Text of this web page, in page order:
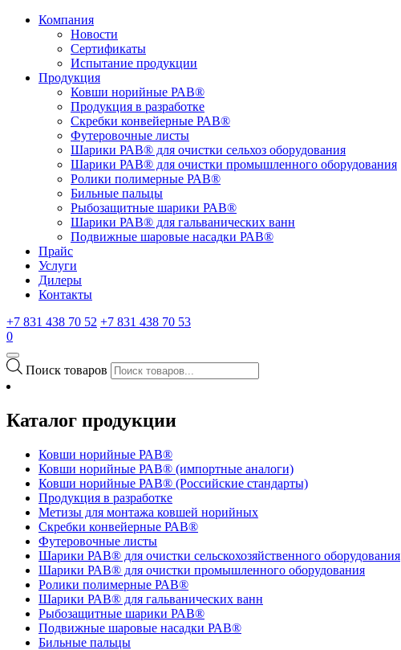
Компания
Новости
Сертификаты
Испытание продукции
Продукция
Ковши норийные РАВ®
Продукция в разработке
Скребки конвейерные РАВ®
Футеровочные листы
Шарики РАВ® для очистки сельхоз оборудования
Шарики РАВ® для очистки промышленного оборудования
Ролики полимерные РАВ®
Бильные пальцы
Рыбозащитные шарики РАВ®
Шарики РАВ® для гальванических ванн
Подвижные шаровые насадки РАВ®
Прайс
Услуги
Дилеры
Контакты
+7 831 438 70 52 +7 831 438 70 53
0
Поиск товаров
Каталог продукции
Ковши норийные РАВ®
Ковши норийные РАВ® (импортные аналоги)
Ковши норийные РАВ® (Российские стандарты)
Продукция в разработке
Метизы для монтажа ковшей норийных
Скребки конвейерные РАВ®
Футеровочные листы
Шарики РАВ® для очистки сельскохозяйственного оборудования
Шарики РАВ® для очистки промышленного оборудования
Ролики полимерные РАВ®
Шарики РАВ® для гальванических ванн
Рыбозащитные шарики РАВ®
Подвижные шаровые насадки РАВ®
Бильные пальцы